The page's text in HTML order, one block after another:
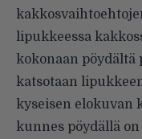
lipukkeessa
kokonaan pöydältä
katsotaan
kyseisen elokuvan
kunnes pöydällä